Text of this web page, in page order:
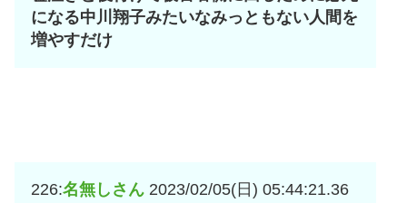
になる中川翔子みたいなみっともない人間を
増やすだけ
226:名無しさん 2023/02/05(日) 05:44:21.36